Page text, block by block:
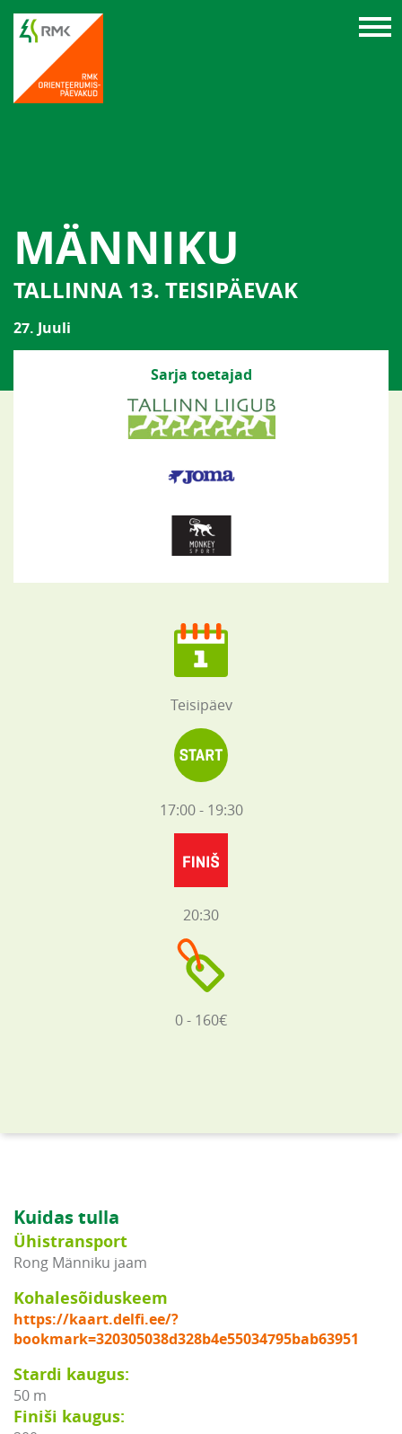
MÄNNIKU
TALLINNA 13. TEISIPÄEVAK
27. Juuli
Sarja toetajad
Teisipäev
17:00 - 19:30
20:30
0 - 160€
Kuidas tulla
Ühistransport
Rong Männiku jaam
Kohalesõiduskeem
https://kaart.delfi.ee/?
bookmark=320305038d328b4e55034795bab63951
Stardi kaugus:
50 m
Finiši kaugus: